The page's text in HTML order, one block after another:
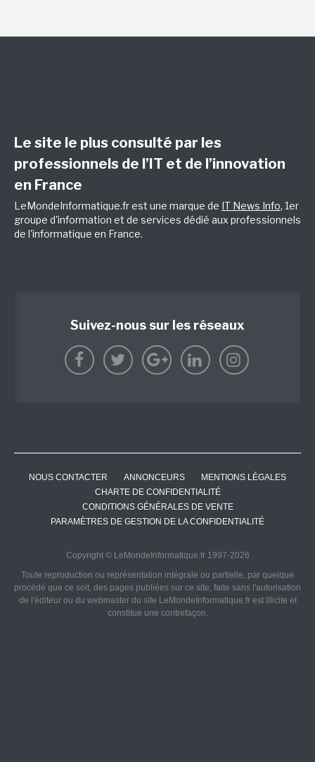
Le site le plus consulté par les
professionnels de l’IT et de l’innovation
en France
LeMondeInformatique.fr est une marque de IT News Info, 1er
groupe d'information et de services dédié aux professionnels
de l'informatique en France.
Suivez-nous sur les réseaux
NOUS CONTACTER ANNONCEURS
MENTIONS LÉGALES
CHARTE DE CONFIDENTIALITÉ
CONDITIONS GÉNÉRALES DE VENTE
PARAMÈTRES DE GESTION DE LA CONFIDENTIALITÉ
Copyright © LeMondeInformatique.fr 1997-2026
Toute reproduction ou représentation intégrale ou partielle, par quelque
procédé que ce soit, des pages publiées sur ce site, faite sans l'autorisation
de l'éditeur ou du webmaster du site LeMondeInformatique.fr est illicite et
constitue une contrefaçon.